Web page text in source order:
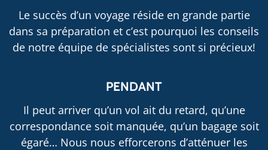
Le succès d’un voyage réside en grande partie
dans sa préparation et c’est pourquoi les conseils
de notre équipe de spécialistes sont si précieux!
PENDANT
Il peut arriver qu’un vol ait du retard, qu’une
correspondance soit manquée, qu’un bagage soit
égaré… Nous nous efforcerons d’atténuer les